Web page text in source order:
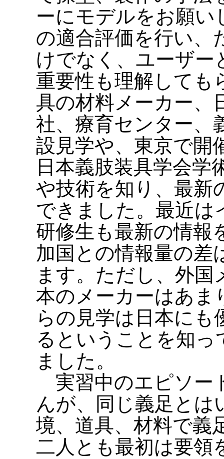
ーにモデルをお願い
の適合評価を行い、
けでなく、ユーザー
重要性も理解しても
具の材料メーカー、
社、療育センター、
設見学や、東京で開
日本義肢装具学会学
や技術を知り、最新
できました。最近は
研修生も最新の情報
加国との情報量の差
ます。ただし、外
本のメーカーはあま
らの見学は日本にも
るということを知
ました。
実習中のエピソー
んが、同じ義足とは
境、道具、材料で義
二人とも最初は要領